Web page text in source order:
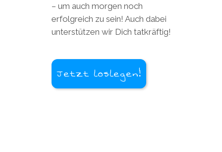
– um auch morgen noch
erfolgreich zu sein! Auch dabei
unterstützen wir Dich tatkräftig!
Jetzt loslegen!